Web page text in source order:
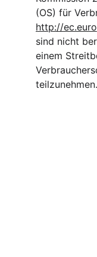
(OS) für
http://
sind nicht
einem
teilzunehmen.